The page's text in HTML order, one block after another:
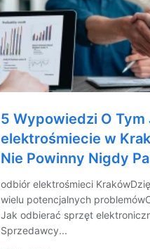
5 Wypowiedzi O Tym
elektrośmiecie w
Nie Powinny Nigdy
odbiór elektrośmieci
wielu potencjalnych
Jak odbierać sprzęt
Sprzedawcy...